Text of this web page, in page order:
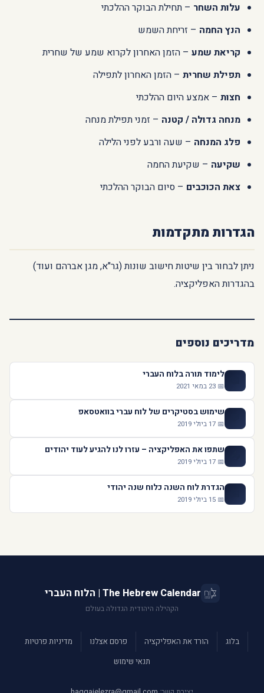
עלות השחר – תחילת הבוקר ההלכתי
הנץ החמה – זריחת השמש
קריאת שמע – הזמן האחרון לקרוא שמע של שחרית
תפילת שחרית – הזמן האחרון לתפילה
חצות – אמצע היום ההלכתי
מנחה גדולה / קטנה – זמני תפילת מנחה
פלג המנחה – שעה ורבע לפני הלילה
שקיעה – שקיעת החמה
צאת הכוכבים – סיום הבוקר ההלכתי
הגדרות מתקדמות
ניתן לבחור בין שיטות חישוב שונות (גר"א, מגן אברהם ועוד)
בהגדרות האפליקציה.
מדריכים נוספים
לימוד תורה בלוח העברי
📅 23 במאי 2021
שימוש בסטיקרים של לוח עברי בוואטסאפ
📅 17 ביולי 2019
שתפו את האפליקציה – עזרו לנו להגיע לעוד יהודים
📅 17 ביולי 2019
הגדרת לוח השנה כלוח שנה יהודי
📅 15 ביולי 2019
The Hebrew Calendar | הלוח העברי
הקהילה היהודית הגדולה בעולם
בלוג הורד את האפליקציה פרסם אצלנו
מדיניות פרטיות
תנאי שימוש